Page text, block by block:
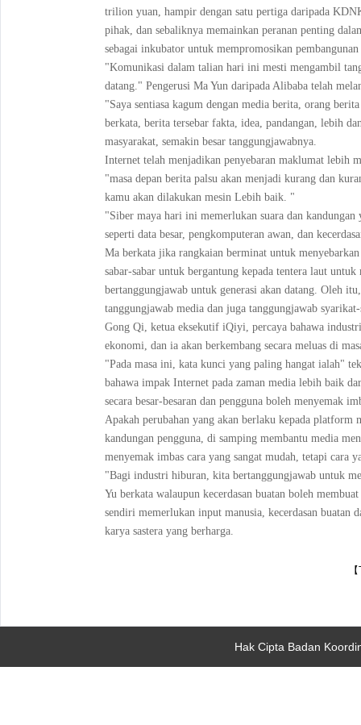
trilion yuan, hampir dengan satu pertiga daripada
pihak, dan sebaliknya memainkan peranan penting
sebagai inkubator untuk mempromosikan
"Komunikasi dalam talian hari ini mesti mengambil
datang." Pengerusi Ma Yun daripada Alibaba telah
"Saya sentiasa kagum dengan media berita, orang
berkata, berita tersebar fakta, idea, pandangan, lebih
masyarakat, semakin besar tanggungjawabnya.
Internet telah menjadikan penyebaran maklumat lebih
"masa depan berita palsu akan menjadi kurang dan
kamu akan dilakukan mesin Lebih baik. "
"Siber maya hari ini memerlukan suara dan
seperti data besar, pengkomputeran awan, dan
Ma berkata jika rangkaian berminat untuk
sabar-sabar untuk bergantung kepada tentera laut
bertanggungjawab untuk generasi akan datang. Oleh
tanggungjawab media dan juga tanggungjawab
Gong Qi, ketua eksekutif iQiyi, percaya bahawa
ekonomi, dan ia akan berkembang secara meluas di
"Pada masa ini, kata kunci yang paling hangat ialah"
bahawa impak Internet pada zaman media lebih baik
secara besar-besaran dan pengguna boleh menyemak
Apakah perubahan yang akan berlaku kepada
kandungan pengguna, di samping membantu media
menyemak imbas cara yang sangat mudah, tetapi
"Bagi industri hiburan, kita bertanggungjawab untuk
Yu berkata walaupun kecerdasan buatan boleh
sendiri memerlukan input manusia, kecerdasan buatan
karya sastera yang berharga.
Hak Cipta Badan